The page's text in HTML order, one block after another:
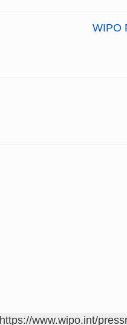
WIPO
https://www.wipo.int/